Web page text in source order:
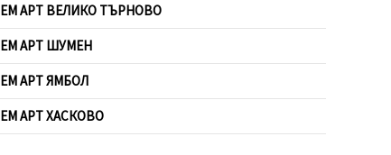
ЕМ АРТ ВЕЛИКО ТЪРНОВО
ЕМ АРТ ШУМЕН
ЕМ АРТ ЯМБОЛ
ЕМ АРТ ХАСКОВО